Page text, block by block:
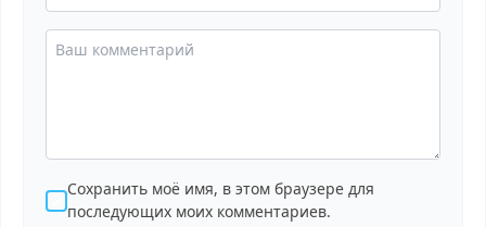
Сохранить моё имя, в этом браузере для
последующих моих комментариев.